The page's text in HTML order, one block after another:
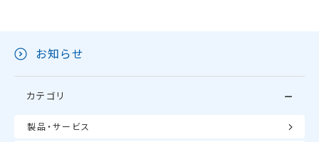
お知らせ
カテゴリ
製品・サービス